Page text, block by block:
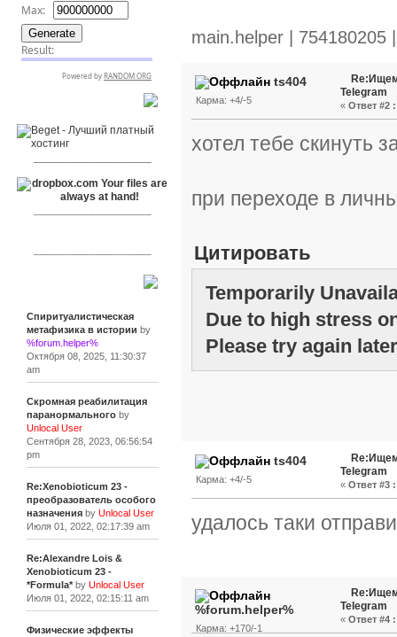
Спиритуалистическая
метафизика в истории by
%forum.helper%
Октября 08, 2025, 11:30:37
am
Скромная реабилитация
паранормальногоby
Unlocal User
Сентября 28, 2023, 06:56:54
pm
Re:Xenobioticum 23 -
преобразователь особого
назначенияby Unlocal User
Июля 01, 2022, 02:17:39 am
Re:Alexandre Lois &
Xenobioticum 23 -
*Formula*by Unlocal User
Июля 01, 2022, 02:15:11 am
Физические эффекты
main.helper |
ts404
Карма: +4/-5
Telegram
« Ответ #2 :
хотел тебе скинуть
при переходе в
Цитировать
Temporarily
Due to high stress
Please try again
ts404
Карма: +4/-5
Telegram
« Ответ #3 :
удалось таки
%forum.helper%
Карма: +170/-1
Telegram
« Ответ #4 :